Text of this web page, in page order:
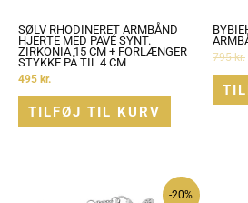
SØLV RHODINERET ARMBÅND
HJERTE MED PAVÉ SYNT.
ZIRKONIA 15 CM + FORLÆNGER
STYKKE PÅ TIL 4 CM
495 kr.
TILFØJ TIL KURV
795kr.
-20%